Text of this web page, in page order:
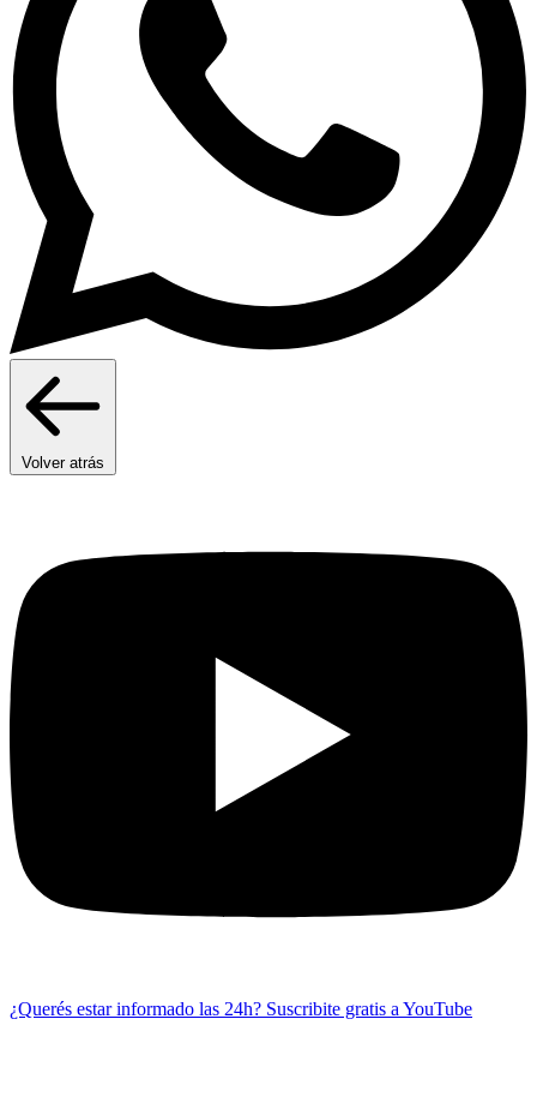
Volver atrás
¿Querés estar informado las 24h? Suscribite gratis a YouTube